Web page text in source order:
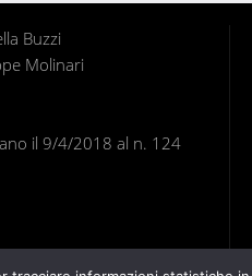
Buzzi
Molinari
il 9/4/2018 al n. 124